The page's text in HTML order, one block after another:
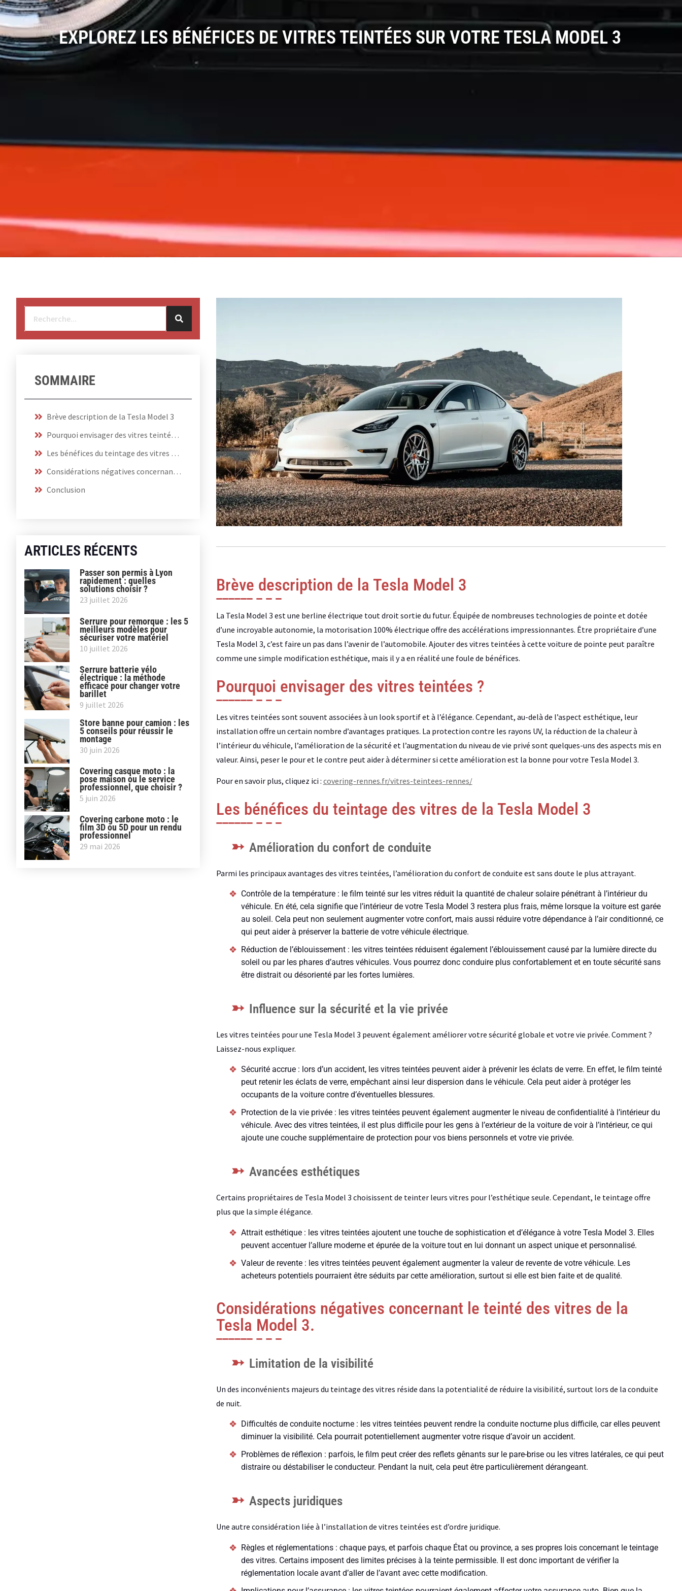
EXPLOREZ LES BÉNÉFICES DE VITRES TEINTÉES SUR VOTRE TESLA MODEL 3
SOMMAIRE
Brève description de la Tesla Model 3
Pourquoi envisager des vitres teintées ?
Les bénéfices du teintage des vitres de la Tesla Model 3
Considérations négatives concernant le teinté des vitres de la Tesla Model 3.
Conclusion
ARTICLES RÉCENTS
Passer son permis à Lyon
rapidement : quelles
solutions choisir ?
23 juillet 2026
Serrure pour remorque : les 5
meilleurs modèles pour
sécuriser votre matériel
10 juillet 2026
Serrure batterie vélo
électrique : la méthode
efficace pour changer votre
barillet
9 juillet 2026
Store banne pour camion : les
5 conseils pour réussir le
montage
30 juin 2026
Covering casque moto : la
pose maison ou le service
professionnel, que choisir ?
5 juin 2026
Covering carbone moto : le
film 3D ou 5D pour un rendu
professionnel
29 mai 2026
Brève description de la Tesla Model 3
La Tesla Model 3 est une berline électrique tout droit sortie du futur. Équipée de nombreuses technologies de pointe et dotée
d’une incroyable autonomie, la motorisation 100% électrique offre des accélérations impressionnantes. Être propriétaire d’une
Tesla Model 3, c’est faire un pas dans l’avenir de l’automobile. Ajouter des vitres teintées à cette voiture de pointe peut paraître
comme une simple modification esthétique, mais il y a en réalité une foule de bénéfices.
Pourquoi envisager des vitres teintées ?
Les vitres teintées sont souvent associées à un look sportif et à l’élégance. Cependant, au-delà de l’aspect esthétique, leur
installation offre un certain nombre d’avantages pratiques. La protection contre les rayons UV, la réduction de la chaleur à
l’intérieur du véhicule, l’amélioration de la sécurité et l’augmentation du niveau de vie privé sont quelques-uns des aspects mis en
valeur. Ainsi, peser le pour et le contre peut aider à déterminer si cette amélioration est la bonne pour votre Tesla Model 3.
Pour en savoir plus, cliquez ici : covering-rennes.fr/vitres-teintees-rennes/
Les bénéfices du teintage des vitres de la Tesla Model 3
Amélioration du confort de conduite
Parmi les principaux avantages des vitres teintées, l’amélioration du confort de conduite est sans doute le plus attrayant.
Contrôle de la température : le film teinté sur les vitres réduit la quantité de chaleur solaire pénétrant à l’intérieur du
véhicule. En été, cela signifie que l’intérieur de votre Tesla Model 3 restera plus frais, même lorsque la voiture est garée
au soleil. Cela peut non seulement augmenter votre confort, mais aussi réduire votre dépendance à l’air conditionné, ce
qui peut aider à préserver la batterie de votre véhicule électrique.
Réduction de l’éblouissement : les vitres teintées réduisent également l’éblouissement causé par la lumière directe du
soleil ou par les phares d’autres véhicules. Vous pourrez donc conduire plus confortablement et en toute sécurité sans
être distrait ou désorienté par les fortes lumières.
Influence sur la sécurité et la vie privée
Les vitres teintées pour une Tesla Model 3 peuvent également améliorer votre sécurité globale et votre vie privée. Comment ?
Laissez-nous expliquer.
Sécurité accrue : lors d’un accident, les vitres teintées peuvent aider à prévenir les éclats de verre. En effet, le film teinté
peut retenir les éclats de verre, empêchant ainsi leur dispersion dans le véhicule. Cela peut aider à protéger les
occupants de la voiture contre d’éventuelles blessures.
Protection de la vie privée : les vitres teintées peuvent également augmenter le niveau de confidentialité à l’intérieur du
véhicule. Avec des vitres teintées, il est plus difficile pour les gens à l’extérieur de la voiture de voir à l’intérieur, ce qui
ajoute une couche supplémentaire de protection pour vos biens personnels et votre vie privée.
Avancées esthétiques
Certains propriétaires de Tesla Model 3 choisissent de teinter leurs vitres pour l’esthétique seule. Cependant, le teintage offre
plus que la simple élégance.
Attrait esthétique : les vitres teintées ajoutent une touche de sophistication et d’élégance à votre Tesla Model 3. Elles
peuvent accentuer l’allure moderne et épurée de la voiture tout en lui donnant un aspect unique et personnalisé.
Valeur de revente : les vitres teintées peuvent également augmenter la valeur de revente de votre véhicule. Les
acheteurs potentiels pourraient être séduits par cette amélioration, surtout si elle est bien faite et de qualité.
Considérations négatives concernant le teinté des vitres de la
Tesla Model 3.
Limitation de la visibilité
Un des inconvénients majeurs du teintage des vitres réside dans la potentialité de réduire la visibilité, surtout lors de la conduite
de nuit.
Difficultés de conduite nocturne : les vitres teintées peuvent rendre la conduite nocturne plus difficile, car elles peuvent
diminuer la visibilité. Cela pourrait potentiellement augmenter votre risque d’avoir un accident.
Problèmes de réflexion : parfois, le film peut créer des reflets gênants sur le pare-brise ou les vitres latérales, ce qui peut
distraire ou déstabiliser le conducteur. Pendant la nuit, cela peut être particulièrement dérangeant.
Aspects juridiques
Une autre considération liée à l’installation de vitres teintées est d’ordre juridique.
Règles et réglementations : chaque pays, et parfois chaque État ou province, a ses propres lois concernant le teintage
des vitres. Certains imposent des limites précises à la teinte permissible. Il est donc important de vérifier la
réglementation locale avant d’aller de l’avant avec cette modification.